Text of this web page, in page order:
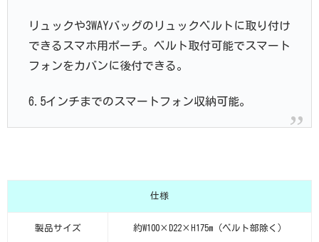
リュックや3WAYバッグのリュックベルトに取り付け
できるスマホ用ポーチ。ベルト取付可能でスマート
フォンをカバンに後付できる。
6.5インチまでのスマートフォン収納可能。
仕様
製品サイズ 約W100×D22×H175m（ベルト部除く）